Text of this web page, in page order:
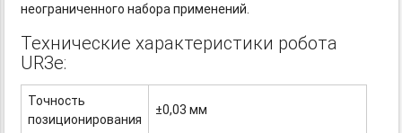
неограниченного набора применений.
Технические характеристики робота
UR3e:
Точность
позиционирования
±0,03 мм